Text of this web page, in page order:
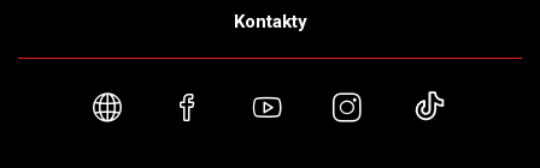
Kontakty
Webové stránky
FacebookYouTubeInstagram